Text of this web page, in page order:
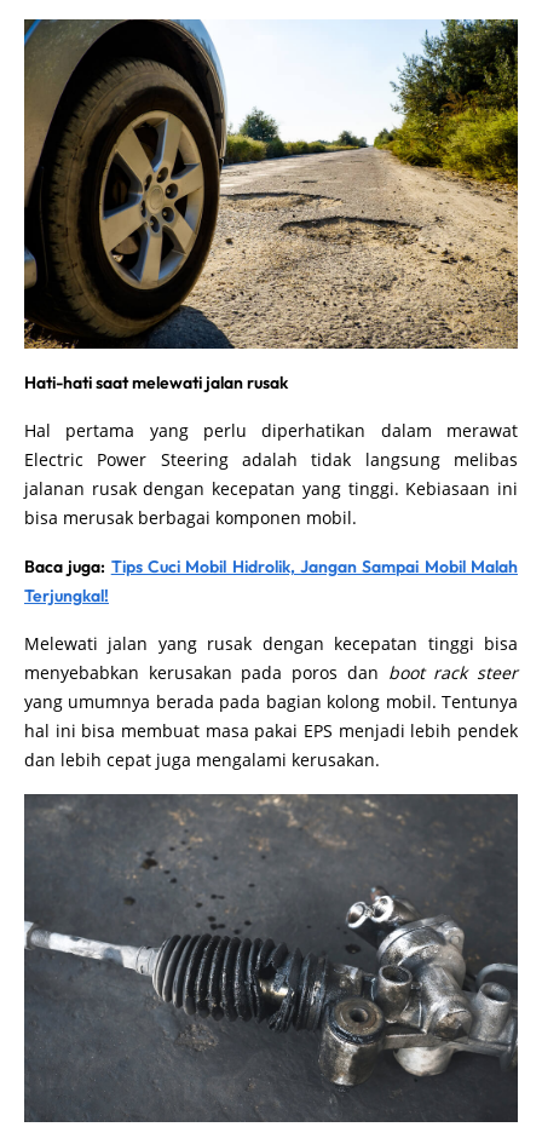
Hati-hati saat melewati jalan rusak
Hal pertama yang perlu diperhatikan dalam merawat
Electric Power Steering adalah tidak langsung melibas
jalanan rusak dengan kecepatan yang tinggi. Kebiasaan ini
bisa merusak berbagai komponen mobil.
Baca juga: Tips Cuci Mobil Hidrolik, Jangan Sampai Mobil Malah
Terjungkal!
Melewati jalan yang rusak dengan kecepatan tinggi bisa
menyebabkan kerusakan pada poros dan boot rack steer
yang umumnya berada pada bagian kolong mobil. Tentunya
hal ini bisa membuat masa pakai EPS menjadi lebih pendek
dan lebih cepat juga mengalami kerusakan.